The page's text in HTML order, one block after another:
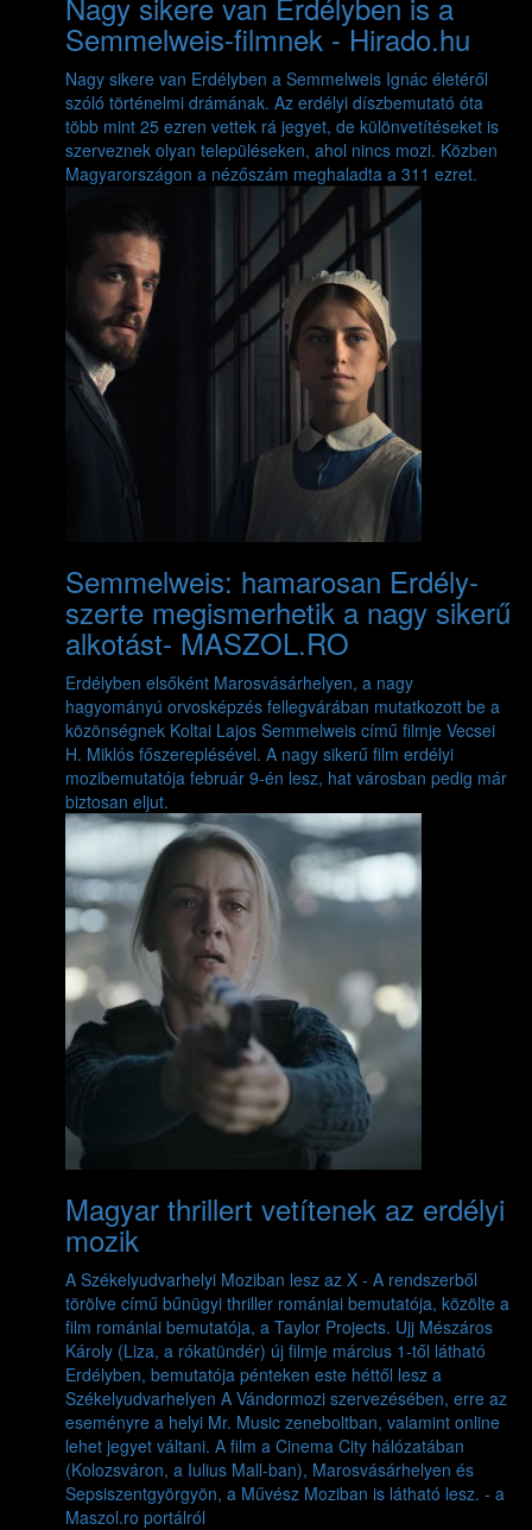
Semmelweis-filmnek - Hirado.hu
Nagy sikere van Erdélyben a Semmelweis Ignác életéről
szóló történelmi drámának. Az erdélyi díszbemutató óta
több mint 25 ezren vettek rá jegyet, de különvetítéseket is
szerveznek olyan településeken, ahol nincs mozi. Közben
Magyarországon a nézőszám meghaladta a 311 ezret.
Semmelweis: hamarosan Erdély-
szerte megismerhetik a nagy sikerű
alkotást- MASZOL.RO
Erdélyben elsőként Marosvásárhelyen, a nagy
hagyományú orvosképzés fellegvárában mutatkozott be a
közönségnek Koltai Lajos Semmelweis című filmje Vecsei
H. Miklós főszereplésével. A nagy sikerű film erdélyi
mozibemutatója február 9-én lesz, hat városban pedig már
biztosan eljut.
Magyar thrillert vetítenek az erdélyi
mozik
A Székelyudvarhelyi Moziban lesz az X - A rendszerből
törölve című bűnügyi thriller romániai bemutatója, közölte a
film romániai bemutatója, a Taylor Projects. Ujj Mészáros
Károly (Liza, a rókatündér) új filmje március 1-től látható
Erdélyben, bemutatója pénteken este héttől lesz a
Székelyudvarhelyen A Vándormozi szervezésében, erre az
eseményre a helyi Mr. Music zeneboltban, valamint online
lehet jegyet váltani. A film a Cinema City hálózatában
(Kolozsváron, a Iulius Mall-ban), Marosvásárhelyen és
Sepsiszentgyörgyön, a Művész Moziban is látható lesz. - a
Maszol.ro portálról